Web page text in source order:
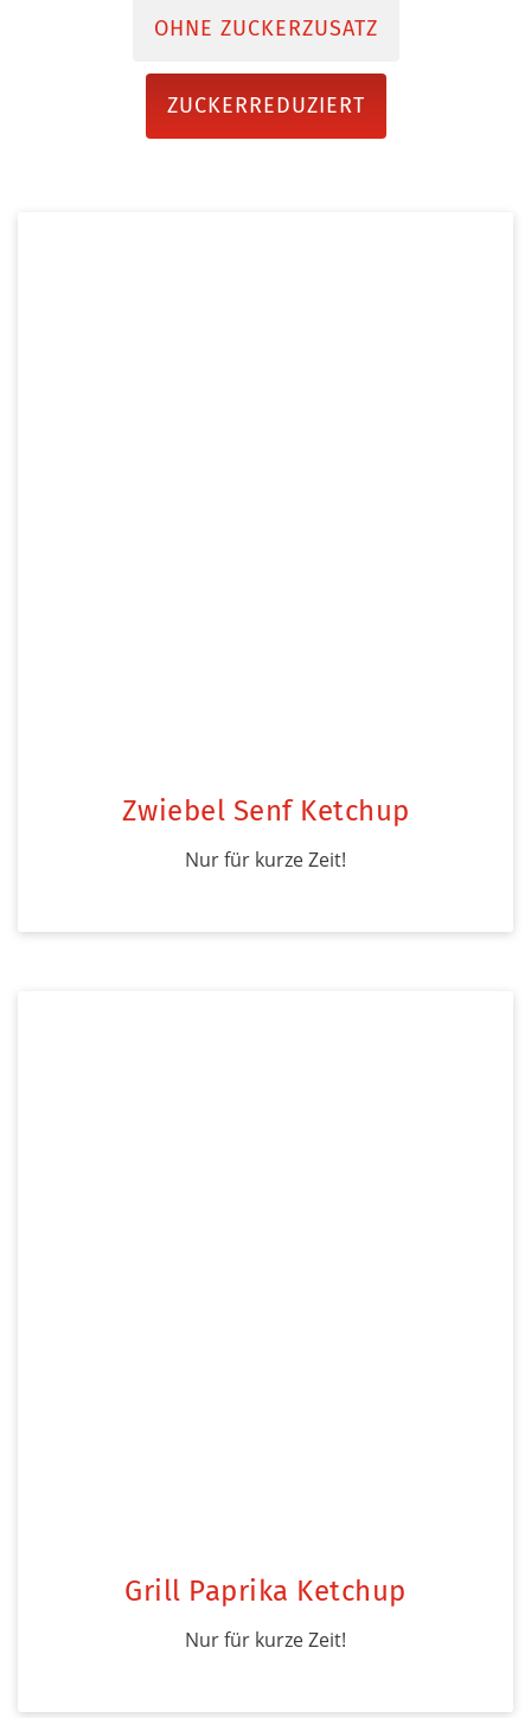
OHNE ZUCKERZUSATZ
ZUCKERREDUZIERT
Zwiebel Senf Ketchup
Nur für kurze Zeit!
Grill Paprika Ketchup
Nur für kurze Zeit!